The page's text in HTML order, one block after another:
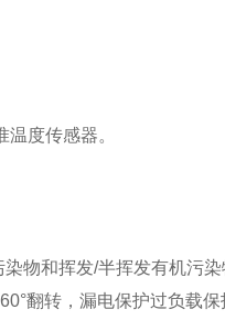
度传感器。
物和挥发/半挥发有机污染
翻转，漏电保护过负载保